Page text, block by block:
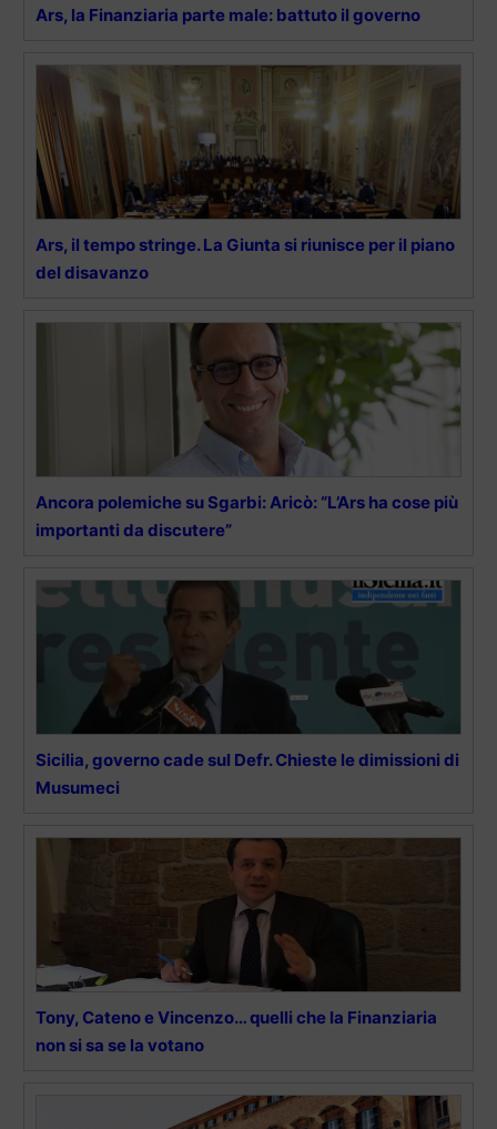
Ars, la Finanziaria parte male: battuto il governo
Ars, il tempo stringe. La Giunta si riunisce per il piano
del disavanzo
Ancora polemiche su Sgarbi: Aricò: “L’Ars ha cose più
importanti da discutere”
Sicilia, governo cade sul Defr. Chieste le dimissioni di
Musumeci
Tony, Cateno e Vincenzo… quelli che la Finanziaria
non si sa se la votano